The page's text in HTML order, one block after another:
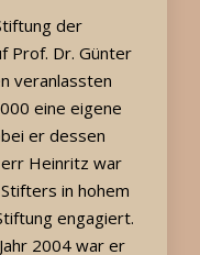
der
Prof. Dr. Günter
veranlassten
eine eigene
er dessen
Heinritz war
in hohem
engagiert.
2004 war er